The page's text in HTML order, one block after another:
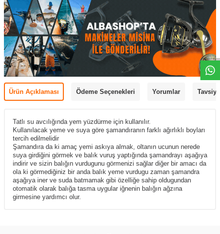
Ürün Açıklaması Ödeme Seçenekleri Yorumlar
Tatlı su avcılığında yem yüzdürme için kullanılır.
Kullanılacak yeme ve suya göre şamandıranın farklı ağırlıklı boyları
tercih edilmelidir
Şamandıra da ki amaç yemi askıya almak, oltanın ucunun nerede
suya girdiğini görmek ve balık vuruş yaptığında şamandrayı aşağıya
indirir ve sizin balığın vurdugunu görmenizi sağlar diğer bir amacı da
ola ki görmediğiniz bir anda balık yeme vurdugu zaman şamandra
aşağıya iner ve suda batmamak gibi özelliğe sahip oldugundan
otomatik olarak balığa tasma uygular iğnenin balığın ağzına
girmesine yardımcı olur.